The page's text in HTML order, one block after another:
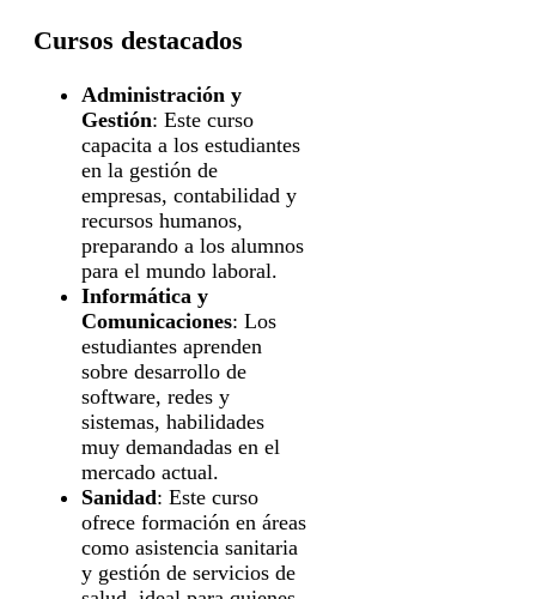
Cursos destacados
Administración y
Gestión: Este curso
capacita a los estudiantes
en la gestión de
empresas, contabilidad y
recursos humanos,
preparando a los alumnos
para el mundo laboral.
Informática y
Comunicaciones: Los
estudiantes aprenden
sobre desarrollo de
software, redes y
sistemas, habilidades
muy demandadas en el
mercado actual.
Sanidad: Este curso
ofrece formación en áreas
como asistencia sanitaria
y gestión de servicios de